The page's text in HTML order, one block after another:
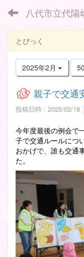
八代市立代陽
とぴっく
2025年2月
親子で交通
投稿日時 : 2025/02/18
今年度最後の例会で
子で交通ルールにつ
おかげで、誰も交通
た。